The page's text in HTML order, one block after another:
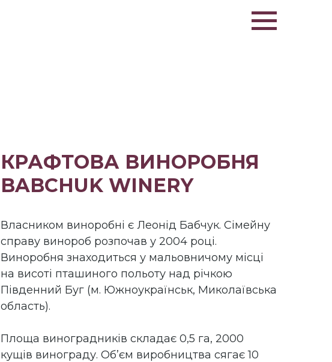
КРАФТОВА ВИНОРОБНЯ
BABCHUK WINERY
Власником виноробні є Леонід Бабчук. Сімейну
справу винороб розпочав у 2004 році.
Виноробня знаходиться у мальовничому місці
на висоті пташиного польоту над річкою
Південний Буг (м. Южноукраїнськ, Миколаївська
область).
Площа виноградників складає 0,5 га, 2000
кущів винограду. Об’єм виробництва сягає 10